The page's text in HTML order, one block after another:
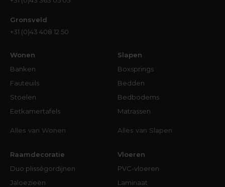
Gronsveld
+31 (0)43 408 12 50
Wonen
Banken
Fauteuils
Stoelen
Eetkamertafels
Alles van Wonen
Slapen
Boxsprings
Bedden
Bedbodems
Matrassen
Alles van Slapen
Raamdecoratie
Duo plisségordijnen
Jaloezieën
Vloeren
PVC-vloeren
Laminaat